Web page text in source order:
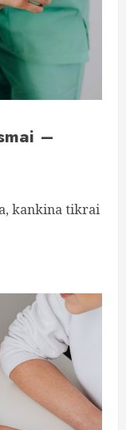
–
kankina tikrai